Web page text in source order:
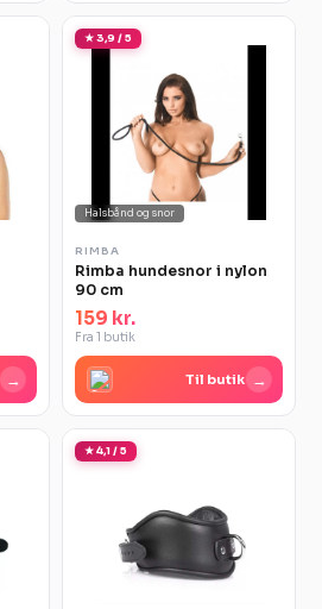
→
★ 3,9 / 5
Halsbånd og snor
RIMBA
Rimba hundesnor i nylon
90 cm
159 kr.
Fra 1 butik
Til butik →
★ 4,1 / 5